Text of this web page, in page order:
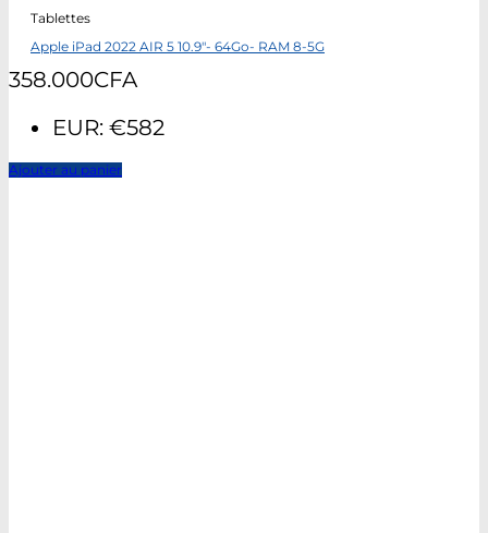
Tablettes
Apple iPad 2022 AIR 5 10.9″- 64Go- RAM 8-5G
358.000CFA
EUR: €582
Ajouter au panier